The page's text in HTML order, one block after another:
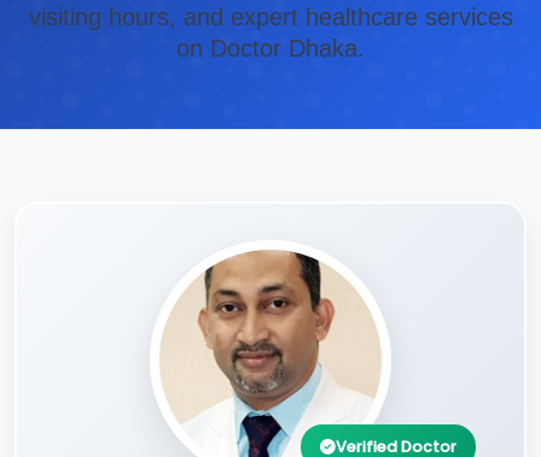
visiting hours, and expert healthcare services
on Doctor Dhaka.
Verified Doctor